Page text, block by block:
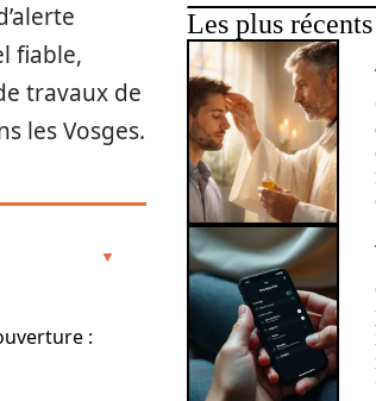
fiable,
travaux de
les Vosges.
:
Les plus récents